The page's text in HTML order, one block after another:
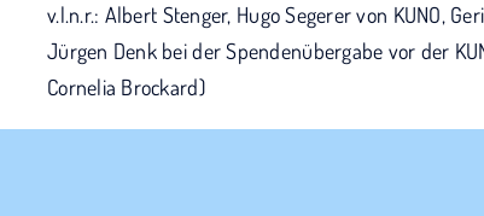
v.l.n.r.: Albert Stenger, Hugo Segerer von KUNO,
Jürgen Denk bei der Spendenübergabe vor der
Cornelia Brockard)